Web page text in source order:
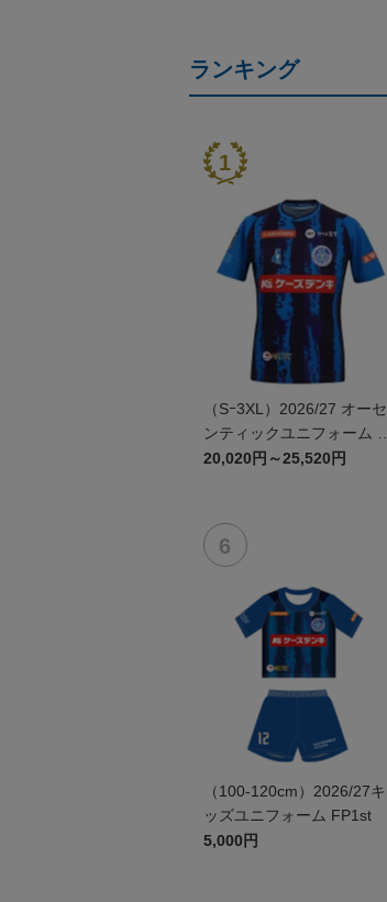
ランキング
（Sｰ3XL）2026/27 オーセ
ンティックユニフォーム F
P 1st
20,020円～25,520円
（100-120cm）2026/27キ
ッズユニフォーム FP1st
5,000円